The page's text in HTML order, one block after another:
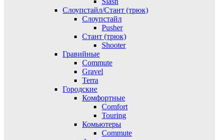
Слоупстайл/Стант (трюк)
Слоупстайл
Pusher
Стант (трюк)
Shooter
Гравийные
Commute
Gravel
Terra
Городские
Комфортные
Comfort
Touring
Комьютеры
Commute